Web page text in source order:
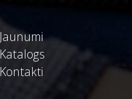
Jaunumi
Katalogs
Kontakti